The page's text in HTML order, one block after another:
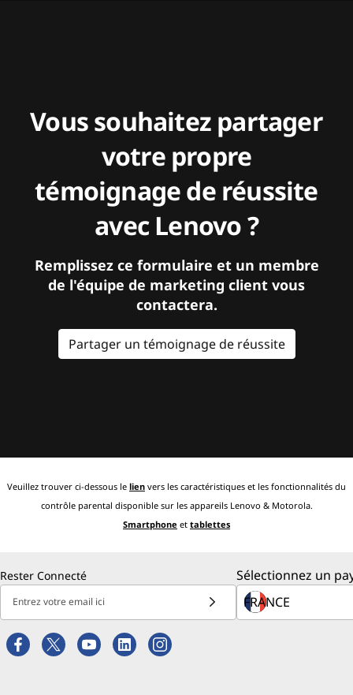
Vous souhaitez partager
votre propre
témoignage de réussite
avec Lenovo ?
Remplissez ce formulaire et un membre
de l'équipe de marketing client vous
contactera.
Partager un témoignage de réussite
Veuillez trouver ci-dessous le lien vers les caractéristiques et les fonctionnalités du
contrôle parental disponible sur les appareils Lenovo & Motorola.
Smartphone et tablettes
Rester Connecté
Entrez votre email ici
Sélectionnez un